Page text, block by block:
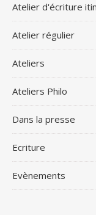
Atelier d'écriture
Atelier régulier
Ateliers
Ateliers Philo
Dans la presse
Ecriture
Evènements